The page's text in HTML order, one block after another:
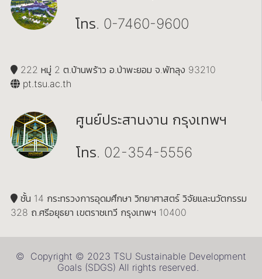
โทร. 0-7460-9600
222 หมู่ 2 ต.บ้านพร้าว อ.ป่าพะยอม จ.พัทลุง 93210
pt.tsu.ac.th
ศูนย์ประสานงาน กรุงเทพฯ
โทร. 02-354-5556
ชั้น 14 กระทรวงการอุดมศึกษา วิทยาศาสตร์ วิจัยและนวัตกรรม
328 ถ.ศรีอยุธยา เขตราชเทวี กรุงเทพฯ 10400
© Copyright © 2023 TSU Sustainable Development
Goals (SDGS) All rights reserved.